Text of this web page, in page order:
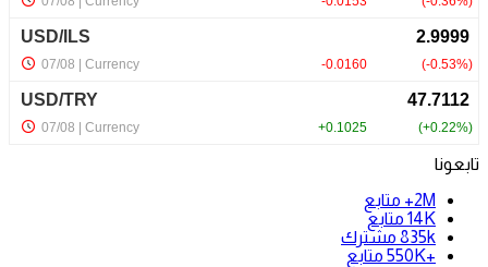
تابعونا
2M+
متابع
14K متابع
835k مشترك
+550K
متابع